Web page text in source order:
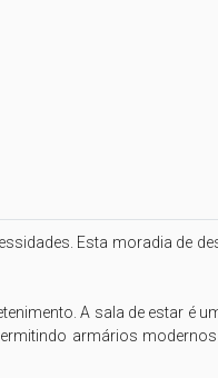
Esta moradia de
A sala de estar é
armários